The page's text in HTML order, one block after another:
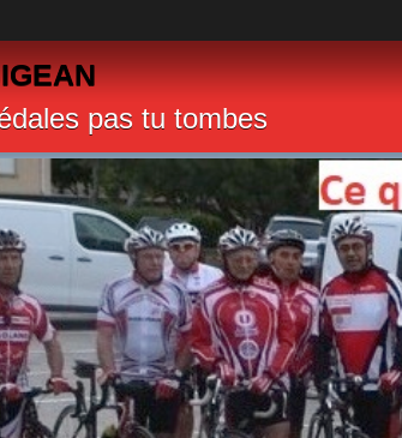
pas tu tombes